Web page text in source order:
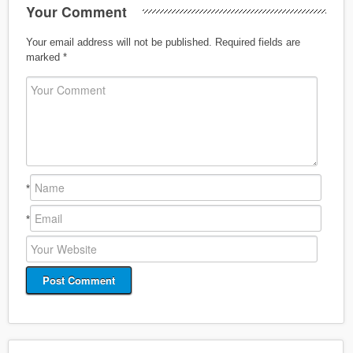
Your Comment
Your email address will not be published.
Required fields are
marked *
*
*